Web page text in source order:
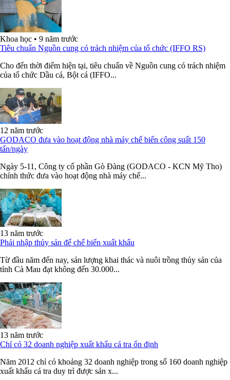
Khoa học • 9 năm trước
Tiêu chuẩn Nguồn cung có trách nhiệm của tổ chức (IFFO RS)
Cho đến thời điểm hiện tại, tiêu chuẩn về Nguồn cung có trách nhiệm
của tổ chức Dầu cá, Bột cá (IFFO...
12 năm trước
GODACO đưa vào hoạt động nhà máy chế biến công suất 150
tấn/ngày
Ngày 5-11, Công ty cổ phần Gò Đàng (GODACO - KCN Mỹ Tho)
chính thức đưa vào hoạt động nhà máy chế...
13 năm trước
Phải nhập thủy sản để chế biến xuất khẩu
Từ đầu năm đến nay, sản lượng khai thác và nuôi trồng thủy sản của
tỉnh Cà Mau đạt không đến 30.000...
13 năm trước
Chỉ có 32 doanh nghiệp xuất khẩu cá tra ổn định
Năm 2012 chỉ có khoảng 32 doanh nghiệp trong số 160 doanh nghiệp
xuất khẩu cá tra duy trì được sản x...